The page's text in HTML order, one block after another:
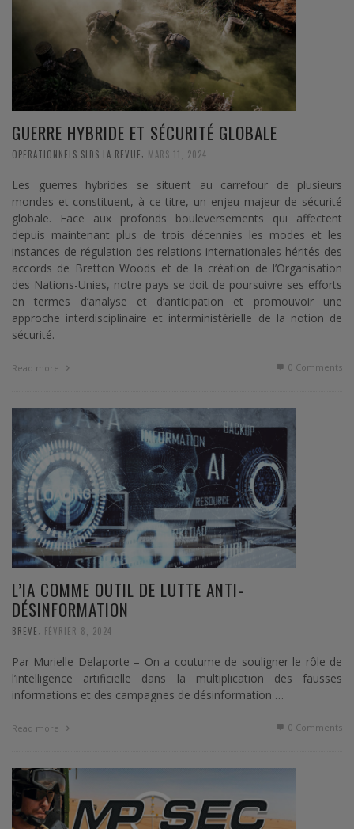
GUERRE HYBRIDE ET SÉCURITÉ GLOBALE
OPERATIONNELS SLDS LA REVUE MARS 11, 2024
Les guerres hybrides se situent au carrefour de plusieurs
mondes et constituent, à ce titre, un enjeu majeur de sécurité
globale. Face aux profonds bouleversements qui affectent
depuis maintenant plus de trois décennies les modes et les
instances de régulation des relations internationales hérités des
accords de Bretton Woods et de la création de l’Organisation
des Nations-Unies, notre pays se doit de poursuivre ses efforts
en termes d’analyse et d’anticipation et promouvoir une
approche interdisciplinaire et interministérielle de la notion de
sécurité.
Read more 0 Comments
L’IA COMME OUTIL DE LUTTE ANTI-
DÉSINFORMATION
BREVE FÉVRIER 8, 2024
Par Murielle Delaporte – On a coutume de souligner le rôle de
l’intelligence artificielle dans la multiplication des fausses
informations et des campagnes de désinformation …
Read more 0 Comments